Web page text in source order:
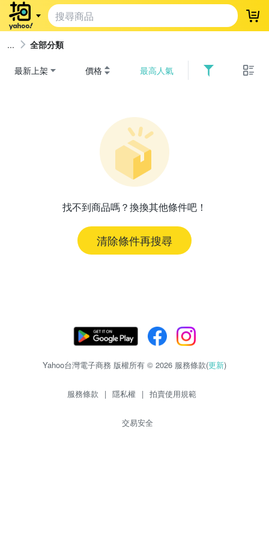
登
全部分類
最新上架 價格 最高人氣
找不到商品嗎？換換其他條件吧！
清除條件再搜尋
Yahoo台灣電子商務 版權所有 © 2026 服務條款(更新)
服務條款 | 隱私權 | 拍賣使用規範
交易安全